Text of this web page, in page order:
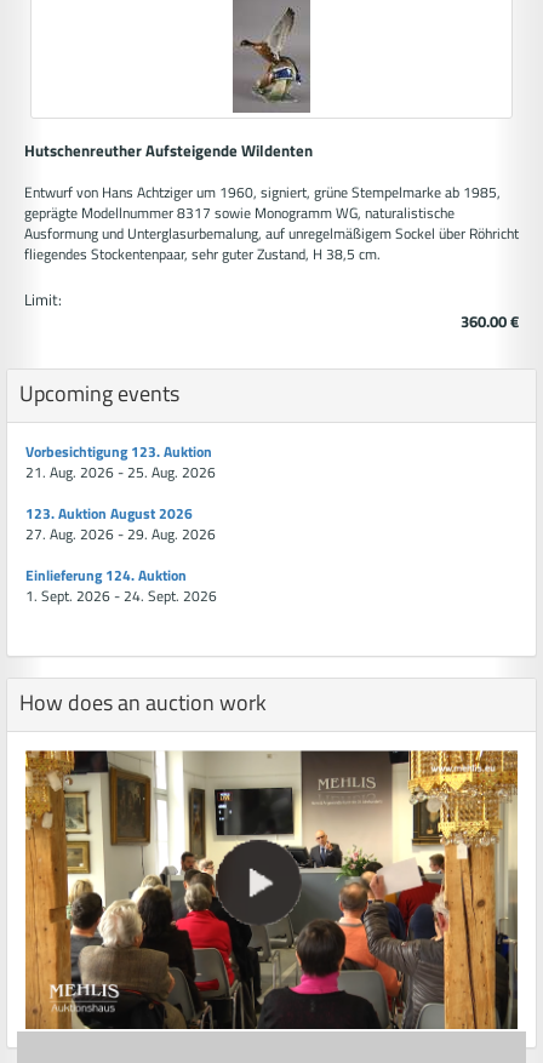
Hutschenreuther Aufsteigende Wildenten
Entwurf von Hans Achtziger um 1960, signiert, grüne Stempelmarke ab 1985,
geprägte Modellnummer 8317 sowie Monogramm WG, naturalistische
Ausformung und Unterglasurbemalung, auf unregelmäßigem Sockel über Röhricht
fliegendes Stockentenpaar, sehr guter Zustand, H 38,5 cm.
Limit:
360.00 €
Upcoming events
Vorbesichtigung 123. Auktion
21. Aug. 2026 - 25. Aug. 2026
123. Auktion August 2026
27. Aug. 2026 - 29. Aug. 2026
Einlieferung 124. Auktion
1. Sept. 2026 - 24. Sept. 2026
How does an auction work